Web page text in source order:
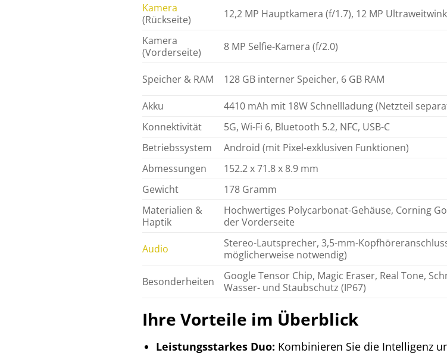
Kamera
(Rückseite)
12,2 MP Hauptkamera (f/1.7), 12 MP
Kamera
(Vorderseite)
8 MP Selfie-Kamera (f/2.0)
Speicher & RAM 128 GB interner Speicher, 6 GB RAM
Akku
4410 mAh mit 18W Schnellladung (Netzteil
Konnektivität
5G, Wi-Fi 6, Bluetooth 5.2, NFC, USB-C
Betriebssystem
Android (mit Pixel-exklusiven Funktionen)
Abmessungen
152.2 x 71.8 x 8.9 mm
Gewicht
178 Gramm
Materialien &
Haptik
Hochwertiges Polycarbonat-Gehäuse, Corning
der Vorderseite
Audio
Stereo-Lautsprecher, 3,5-mm-
möglicherweise notwendig)
Besonderheiten
Google Tensor Chip, Magic Eraser, Real Tone,
Wasser- und Staubschutz (IP67)
Ihre Vorteile im Überblick
Leistungsstarkes Duo: Kombinieren Sie die Intelligenz